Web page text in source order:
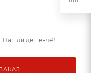
Нашли дешевле?